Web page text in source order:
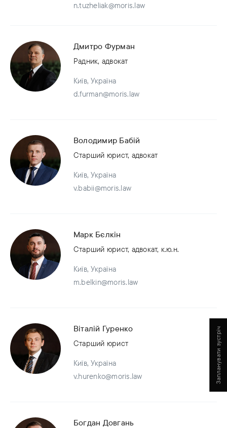
n.tuzheliak@moris.law
Дмитро Фурман
Радник, адвокат
Київ, Україна
d.furman@moris.law
Володимир Бабій
Старший юрист, адвокат
Київ, Україна
v.babii@moris.law
Марк Бєлкін
Старший юрист, адвокат, к.ю.н.
Київ, Україна
m.belkin@moris.law
Віталій Гуренко
Старший юрист
Київ, Україна
v.hurenko@moris.law
Богдан Довгань
Запланувати зустріч